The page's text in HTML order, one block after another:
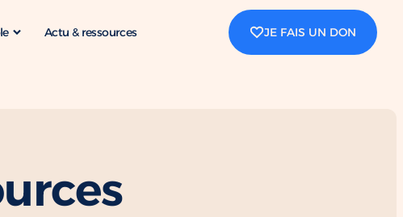
Actu & ressources JE FAIS UN DON